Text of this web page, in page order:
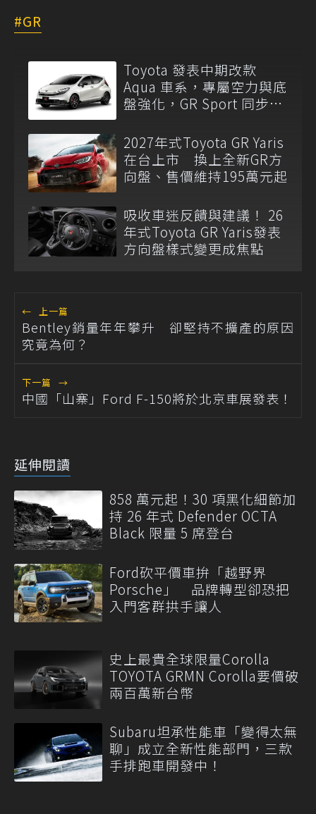
GR
Toyota 發表中期改款
Aqua 車系，專屬空力與底
盤強化，GR Sport 同步亮
2027年式Toyota GR Yaris
在台上市 換上全新GR方
向盤、售價維持195萬元起
吸收車迷反饋與建議！ 26
年式Toyota GR Yaris發表
方向盤樣式變更成焦點
← 上一篇
Bentley銷量年年攀升 卻堅持不擴產的原因
究竟為何？
下一篇 →
中國「山寨」Ford F-150將於北京車展發表！
延伸閱讀
858 萬元起！30 項黑化細節加
持 26 年式 Defender OCTA
Black 限量 5 席登台
Ford砍平價車拚「越野界
Porsche」 品牌轉型卻恐把
入門客群拱手讓人
史上最貴全球限量Corolla
TOYOTA GRMN Corolla要價破
兩百萬新台幣
Subaru坦承性能車「變得太無
聊」成立全新性能部門，三款
手排跑車開發中！